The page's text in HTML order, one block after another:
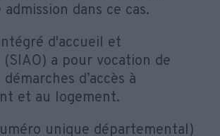
dans ce cas.
d'accueil et
a pour vocation de
d’accès à
et au logement.
unique départemental)